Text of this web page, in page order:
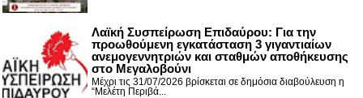
Λαϊκή Συσπείρωση Επιδαύρου: Για την
προωθούμενη εγκατάσταση 3 γιγαντιαίων
ανεμογεννητριών και σταθμών αποθήκευσης
στο Μεγαλοβούνι
Μέχρι τις 31/07/2026 βρίσκεται σε δημόσια διαβούλευση η
“Μελέτη Περιβά...